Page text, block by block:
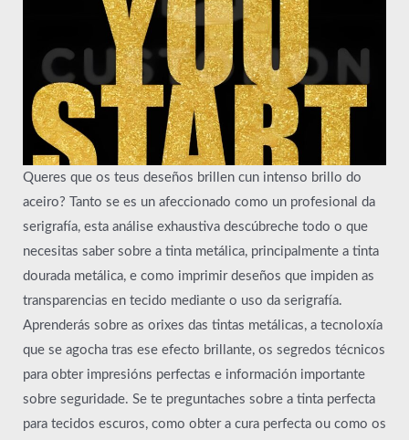
Queres que os teus deseños brillen cun intenso brillo do
aceiro? Tanto se es un afeccionado como un profesional da
serigrafía, esta análise exhaustiva descúbreche todo o que
necesitas saber sobre a tinta metálica, principalmente a tinta
dourada metálica, e como imprimir deseños que impiden as
transparencias en tecido mediante o uso da serigrafía.
Aprenderás sobre as orixes das tintas metálicas, a tecnoloxía
que se agocha tras ese efecto brillante, os segredos técnicos
para obter impresións perfectas e información importante
sobre seguridade. Se te preguntaches sobre a tinta perfecta
para tecidos escuros, como obter a cura perfecta ou como os